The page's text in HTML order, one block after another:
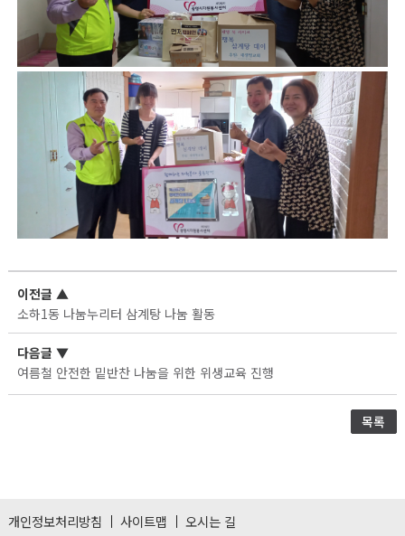
이전글 ▲
소하1동 나눔누리터 삼계탕 나눔 활동
다음글 ▼
여름철 안전한 밑반찬 나눔을 위한 위생교육 진행
목록
개인정보처리방침 사이트맵 오시는 길